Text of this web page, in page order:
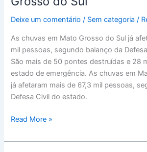
Deixe um comentário / Sem categoria /
As chuvas em Mato Grosso do Sul já
mil pessoas, segundo balanço da
São mais de 50 pontes destruídas e 28
estado de emergência. As chuvas em
já afetaram mais de 67,3 mil pessoas,
Defesa Civil do estado.
mil
pessoas
foram
afetadas
pelas
chuvas
em
Mato
do
Read More »